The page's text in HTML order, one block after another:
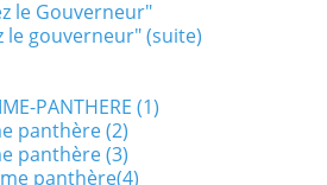
le Gouverneur"
le gouverneur" (suite)
PANTHERE (1)
panthère (2)
panthère (3)
panthère(4)